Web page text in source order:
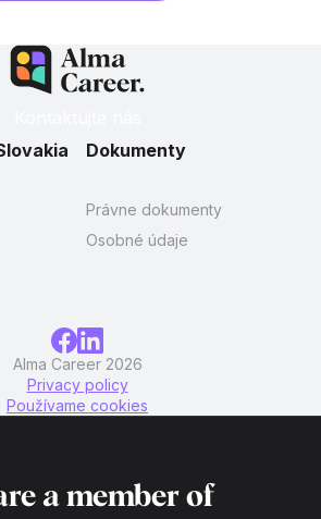
Dokumenty
Právne dokumenty
Osobné údaje
Alma Career 2026
Privacy policy
Používame cookies
a member of